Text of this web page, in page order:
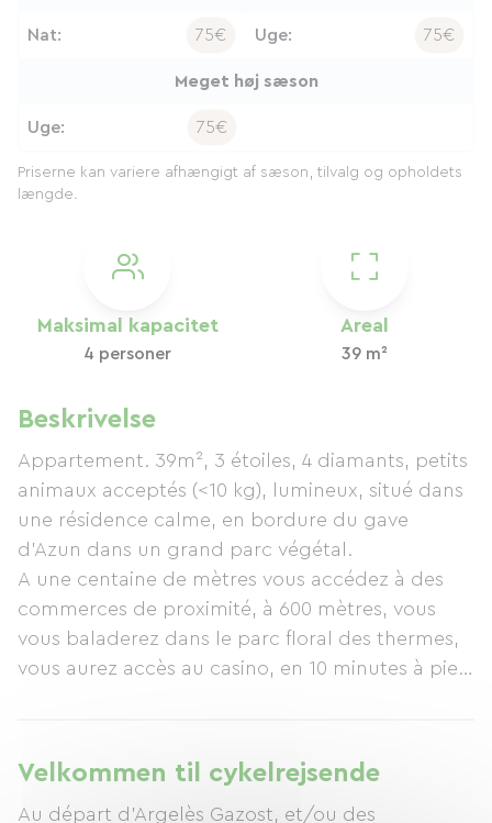
Maksimal kapacitet
4 personer
Areal
39 m²
Beskrivelse
Appartement. 39m², 3 étoiles, 4 diamants, petits
animaux acceptés (<10 kg), lumineux, situé dans
une résidence calme, en bordure du gave
d'Azun dans un grand parc végétal.
A une centaine de mètres vous accédez à des
commerces de proximité, à 600 mètres, vous
vous baladerez dans le parc floral des thermes,
vous aurez accès au casino, en 10 minutes à pied
Cauterets, Luz-Ardiden, Hautacam, Gavarnie-
Gêdre, le domaine nordique du val d'Azun, les
randonnées, le pont d'Espagne, les grottes de
Velkommen til cykelrejsende
Au départ d'Argelès Gazost, et/ou des
Nat: 75€ Uge: 75€
Meget høj sæson
Uge: 75€
Priserne kan variere afhængigt af sæson, tilvalg og opholdets
længde.